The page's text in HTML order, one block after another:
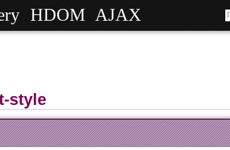
HDOM AJAX
style